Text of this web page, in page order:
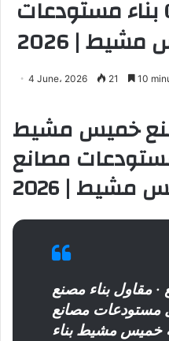
0533819888 بناء مستودعات
| 2026
4 June، 2026 21 10
خميس مشيط
بناء مستودعات مصانع
| 2026
· مقاول بناء مصنع
مصانع
خميس مشيط بناء